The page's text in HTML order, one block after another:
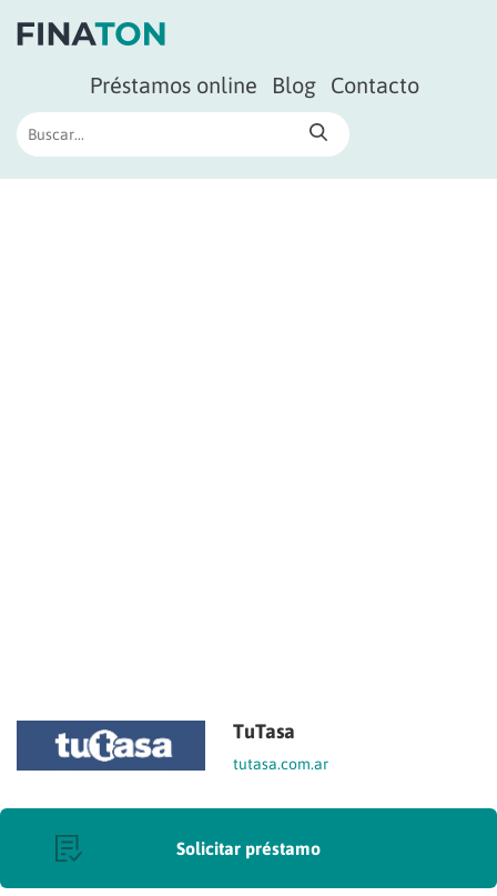
Préstamos online Blog Contacto
TuTasa
tutasa.com.ar
Solicitar préstamo